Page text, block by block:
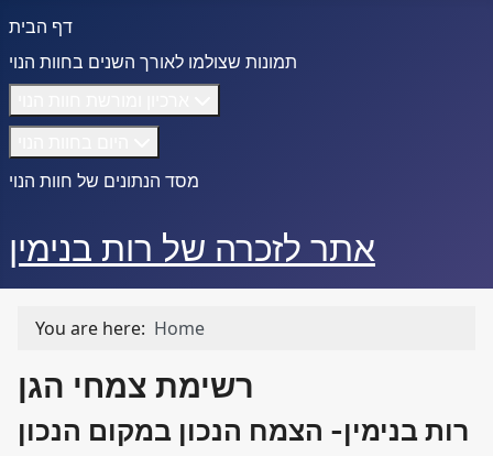
דף הבית
תמונות שצולמו לאורך השנים בחוות הנוי
מסד הנתונים של חוות הנוי
אתר לזכרה של רות בנימין
You are here: Home
רשימת צמחי הגן
רות בנימין- הצמח הנכון במקום הנכון